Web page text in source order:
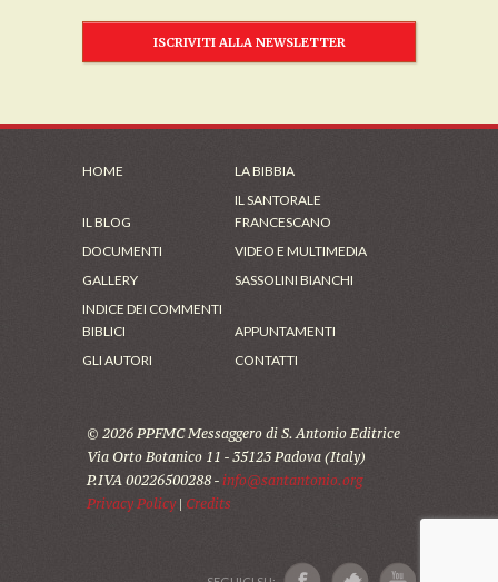
ISCRIVITI ALLA NEWSLETTER
HOME LA BIBBIA
IL BLOG
IL SANTORALE
FRANCESCANO
DOCUMENTI
VIDEO E MULTIMEDIA
GALLERY
SASSOLINI BIANCHI
INDICE DEI COMMENTI
BIBLICI
APPUNTAMENTI
GLI AUTORI
CONTATTI
© 2026 PPFMC Messaggero di S. Antonio Editrice
Via Orto Botanico 11 - 35123 Padova (Italy)
P.IVA 00226500288 - info@santantonio.org
Privacy Policy| Credits